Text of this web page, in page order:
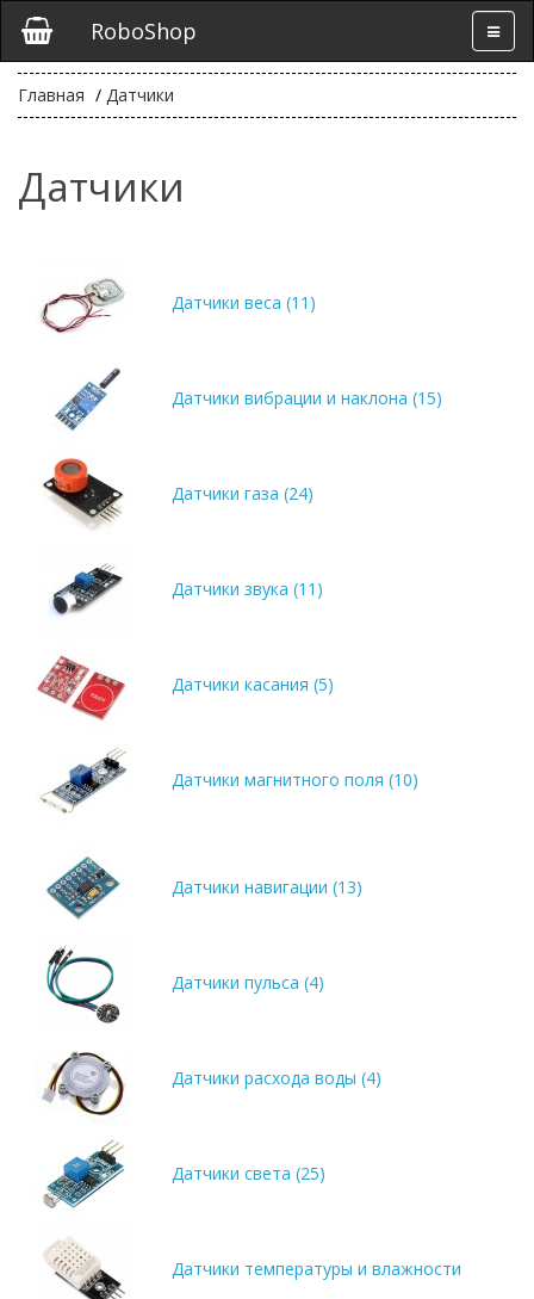
RoboShop
Главная Датчики
Датчики
Датчики веса (11)
Датчики вибрации и наклона (15)
Датчики газа (24)
Датчики звука (11)
Датчики касания (5)
Датчики магнитного поля (10)
Датчики навигации (13)
Датчики пульса (4)
Датчики расхода воды (4)
Датчики света (25)
Датчики температуры и влажности